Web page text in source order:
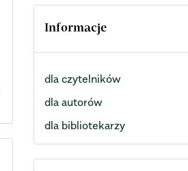
Informacje
dla czytelników
dla autorów
dla bibliotekarzy